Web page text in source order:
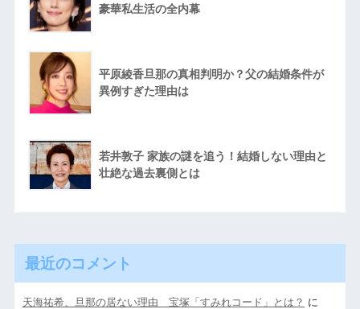
豪華私生活の全内幕
平原綾香旦那の真相判明か？父の結婚条件が
異例すぎた理由は
若井敦子 家族の謎を追う！結婚しない理由と
壮絶な過去裏側とは
最近のコメント
天海祐希、旦那の居ない理由 宝塚「すみれコード」とは？ に